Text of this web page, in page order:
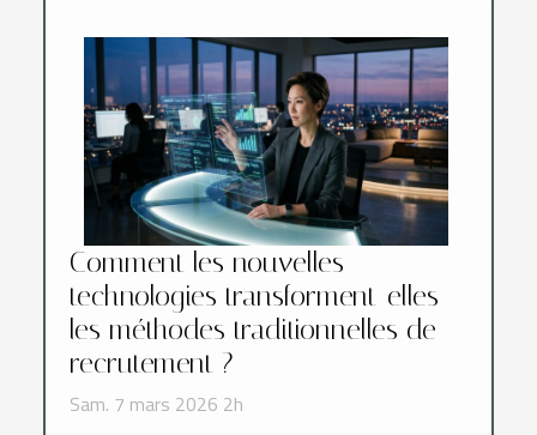
Comment les nouvelles
technologies transforment-elles
les méthodes traditionnelles de
recrutement ?
Sam. 7 mars 2026 2h